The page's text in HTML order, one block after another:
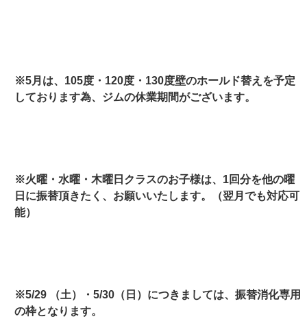
※5月 は、105度・120度・130度壁のホールド替えを予定
しております為、ジムの休業期間がございます。
※火曜・水曜・木曜日クラスのお子様は、1回分を他の曜
日に振替頂きたく、お願いいたします。（翌月でも対応可
能）
※5/29 （土）・5/30（日）につきましては、振替消化専用
の枠となります。